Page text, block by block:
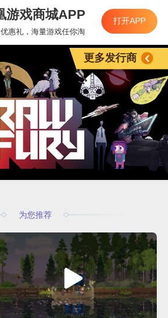
游戏商城APP
惠礼，海量游戏任你淘
打开APP
为您推荐
更多发行商